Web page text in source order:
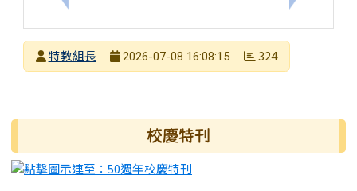
發布者
特教組長
2026-07-08 16:08:15 324
右邊區域內容 校慶特刊